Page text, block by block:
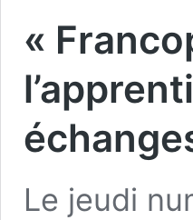
«
Le jeudi